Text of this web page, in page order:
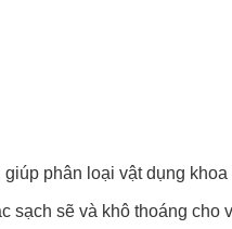
phân loại vật dụng khoa
sẽ và khô thoáng cho